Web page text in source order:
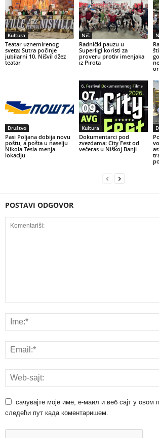
Kultura
Teatar uznemirenog
sveta: Sutra počinje
jubilarni 10. Nišvil džez
teatar
Niš
Radnički pauzu u
Superligi koristi za
proveru protiv imenjaka
iz Pirota
Društvo
Pasi Poljana dobija novu
poštu, a pošta u naselju
Nikola Tesla menja
lokaciju
Kultura
Dokumentarci pod
zvezdama: City Fest od
večeras u Niškoj Banji
POSTAVI ODGOVOR
сачувајте моје име, е-маил и веб сајт у овом
следећи пут када коментаришем.